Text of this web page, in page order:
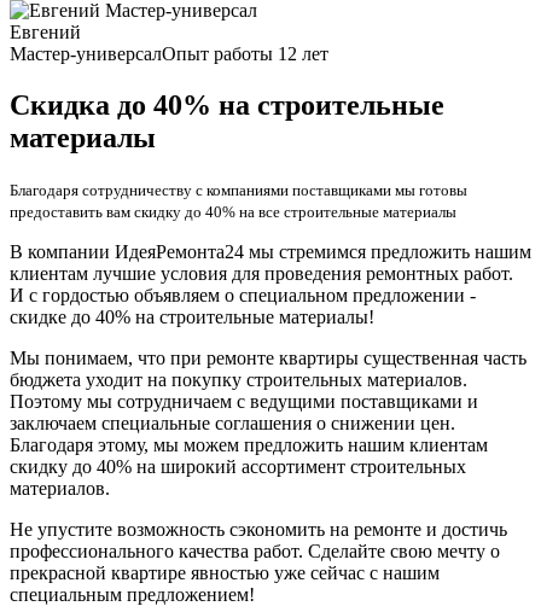
Евгений
Мастер-универсалОпыт работы 12 лет
Скидка до 40% на строительные
материалы
Благодаря сотрудничеству с компаниями поставщиками мы готовы
предоставить вам скидку до 40% на все строительные материалы
В компании ИдеяРемонта24 мы стремимся предложить нашим
клиентам лучшие условия для проведения ремонтных работ.
И с гордостью объявляем о специальном предложении -
скидке до 40% на строительные материалы!
Мы понимаем, что при ремонте квартиры существенная часть
бюджета уходит на покупку строительных материалов.
Поэтому мы сотрудничаем с ведущими поставщиками и
заключаем специальные соглашения о снижении цен.
Благодаря этому, мы можем предложить нашим клиентам
скидку до 40% на широкий ассортимент строительных
материалов.
Не упустите возможность сэкономить на ремонте и достичь
профессионального качества работ. Сделайте свою мечту о
прекрасной квартире явностью уже сейчас с нашим
специальным предложением!